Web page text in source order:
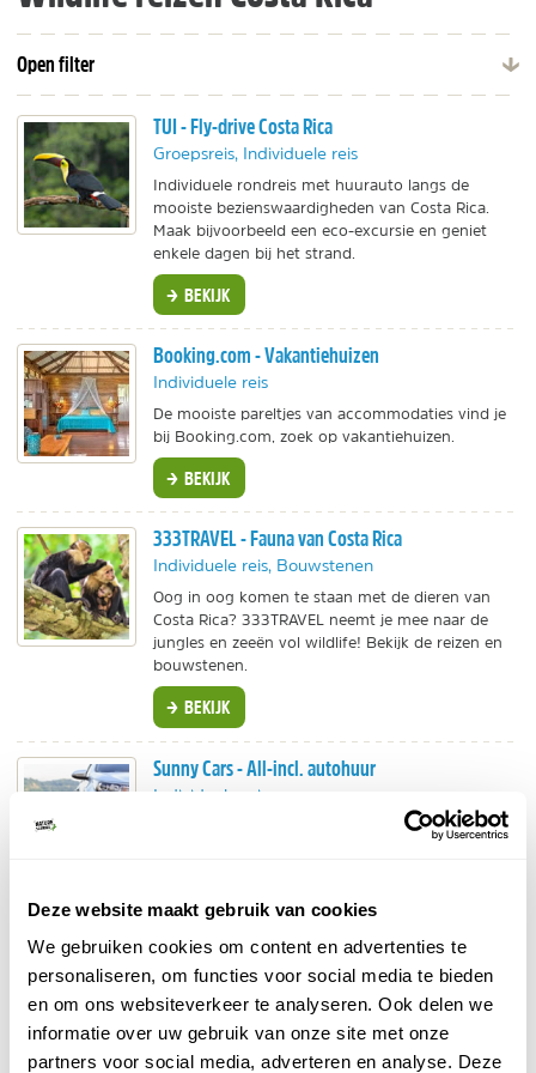
Deze website maakt gebruik van cookies
We gebruiken cookies om content en advertenties te
personaliseren, om functies voor social media te bieden
en om ons websiteverkeer te analyseren. Ook delen we
informatie over uw gebruik van onze site met onze
partners voor social media, adverteren en analyse. Deze
Open filter
TUI - Fly-drive Costa Rica
Groepsreis, Individuele reis
Individuele rondreis met huurauto langs de
mooiste bezienswaardigheden van Costa Rica.
Maak bijvoorbeeld een eco-excursie en geniet
enkele dagen bij het strand.
BEKIJK
Booking.com - Vakantiehuizen
Individuele reis
De mooiste pareltjes van accommodaties vind je
bij Booking.com, zoek op vakantiehuizen.
BEKIJK
333TRAVEL - Fauna van Costa Rica
Individuele reis, Bouwstenen
Oog in oog komen te staan met de dieren van
Costa Rica? 333TRAVEL neemt je mee naar de
jungles en zeeën vol wildlife! Bekijk de reizen en
bouwstenen.
BEKIJK
Sunny Cars - All-incl. autohuur
Individuele reis
Alle kosten inbegrepen, ook verzekeringen.
BEKIJK
Voja Travel - Hoogtepunten Costa Rica
Individuele reis
18-daagse rondreis langs de highlights.
Tortuguero, Monteverde, Corcovado en meer!